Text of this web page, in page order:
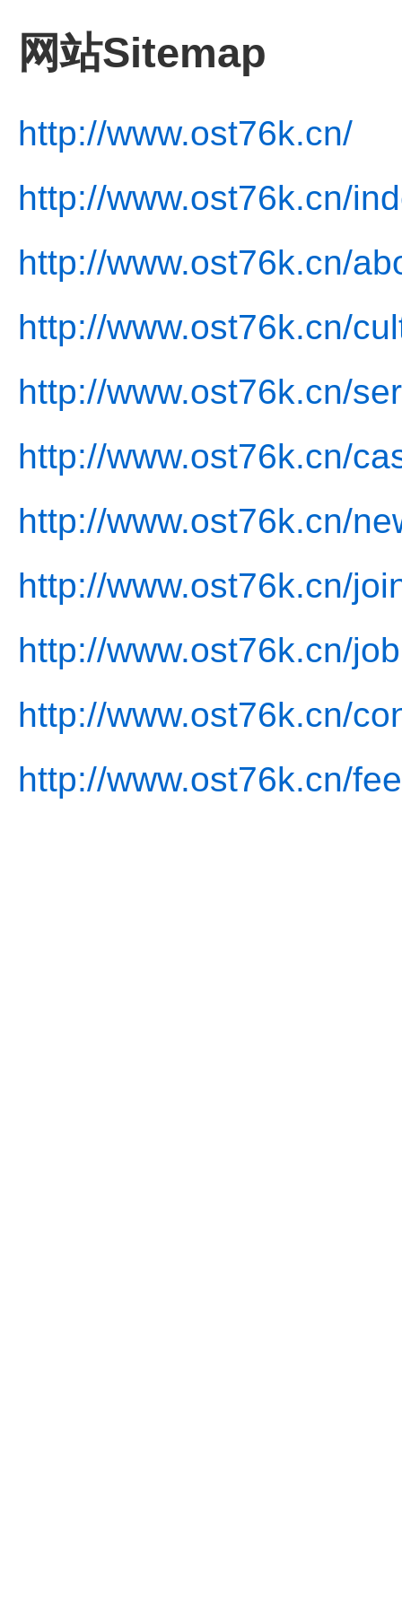
网站Sitemap
http://www.ost76k.cn/
http://www.ost76k.cn/
http://www.ost76k.cn/
http://www.ost76k.cn/
http://www.ost76k.cn/
http://www.ost76k.cn/
http://www.ost76k.cn/
http://www.ost76k.cn/
http://www.ost76k.cn/
http://www.ost76k.cn/
http://www.ost76k.cn/